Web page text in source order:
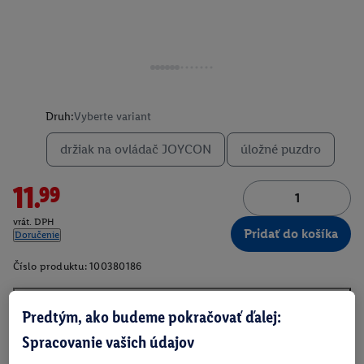
Druh:Vyberte variant
držiak na ovládač JOYCON úložné puzdro
11.99
vrát. DPH
Doručenie
Pridať do košíka
Číslo produktu: 100380186
O produkte
Predtým, ako budeme pokračovať ďalej:
Spracovanie vašich údajov